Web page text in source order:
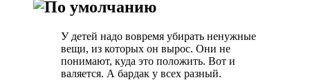
У детей надо вовремя убирать ненужные
вещи, из которых он вырос. Они не
понимают, куда это положить. Вот и
валяется. А бардак у всех разный.